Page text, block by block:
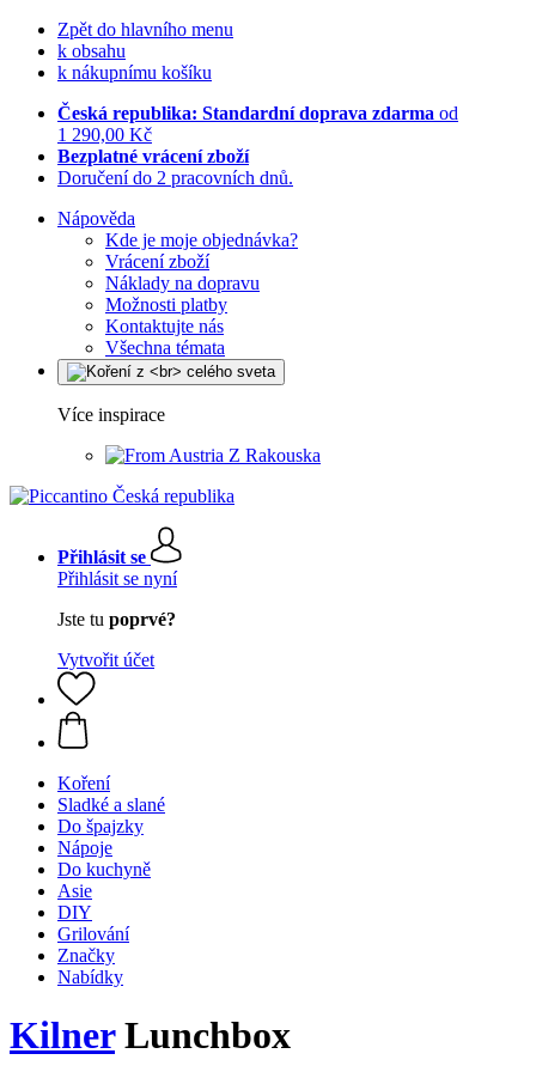
Zpět do hlavního menu
k obsahu
k nákupnímu košíku
Česká republika: Standardní doprava zdarma od
1 290,00 Kč
Bezplatné vrácení zboží
Doručení do 2 pracovních dnů.
Nápověda
Kde je moje objednávka?
Vrácení zboží
Náklady na dopravu
Možnosti platby
Kontaktujte nás
Všechna témata
Více inspirace
Z Rakouska
Přihlásit se
Přihlásit se nyní
Jste tu poprvé?
Vytvořit účet
Koření
Sladké a slané
Do špajzky
Nápoje
Do kuchyně
Asie
DIY
Grilování
Značky
Nabídky
KilnerLunchbox